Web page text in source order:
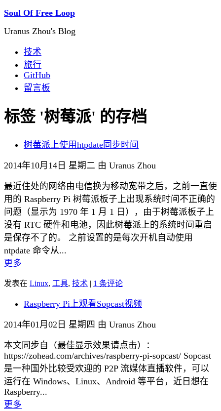
Soul Of Free Loop
Uranus Zhou's Blog
技术
旅行
GitHub
留言板
标签 '树莓派' 的存档
树莓派上使用htpdate同步时间
2014年10月14日 星期二 由 Uranus Zhou
最近住处的网络由电信换为移动宽带之后，之前一直使
用的 Raspberry Pi 树莓派板子上出现系统时间不正确的
问题（显示为 1970 年 1 月 1 日），由于树莓派板子上
没有 RTC 硬件和电池，因此树莓派上的系统时间重启
是保存不了的。 之前设置的是每次开机自动使用
ntpdate 命令从...
更多
发表在 Linux, 工具, 技术 | 1 条评论
Raspberry Pi上观看Sopcast视频
2014年01月02日 星期四 由 Uranus Zhou
本文同步自（最佳显示效果请点击）：
https://zohead.com/archives/raspberry-pi-sopcast/ Sopcast
是一种国外比较受欢迎的 P2P 流媒体直播软件，可以
运行在 Windows、Linux、Android 等平台，近日想在
Raspberry...
更多